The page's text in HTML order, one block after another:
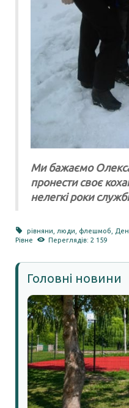
Ми бажаємо
пронести своє
нелегкі роки
рівняни люди флешмоб
Рівне
Переглядів: 2 159
Головні новини